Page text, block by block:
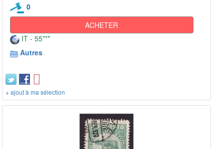
0
ACHETER
IT - 55***
Autres
+ ajout à ma sélection